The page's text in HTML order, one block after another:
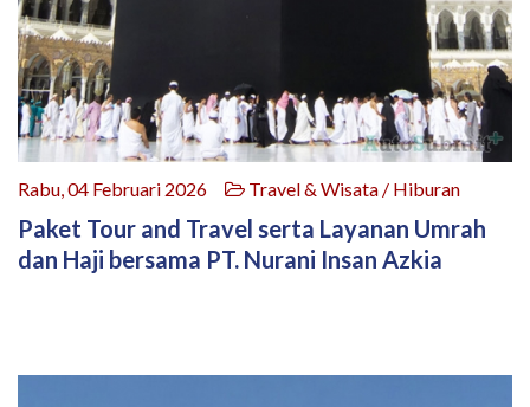
Rabu, 04 Februari 2026 Travel & Wisata / Hiburan
Paket Tour and Travel serta Layanan Umrah
dan Haji bersama PT. Nurani Insan Azkia